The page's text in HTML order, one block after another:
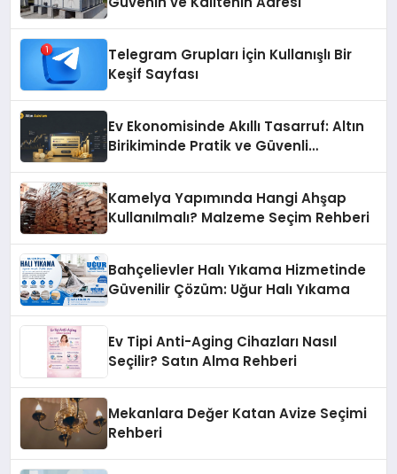
Telegram Grupları İçin Kullanışlı Bir
Keşif Sayfası
Ev Ekonomisinde Akıllı Tasarruf: Altın
Birikiminde Pratik ve Güvenli
Kamelya Yapımında Hangi Ahşap
Kullanılmalı? Malzeme Seçim Rehberi
Bahçelievler Halı Yıkama Hizmetinde
Güvenilir Çözüm: Uğur Halı Yıkama
Ev Tipi Anti-Aging Cihazları Nasıl
Seçilir? Satın Alma Rehberi
Mekanlara Değer Katan Avize Seçimi
Rehberi